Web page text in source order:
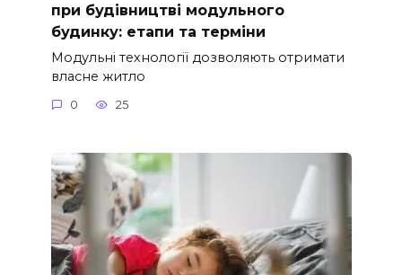
при будівництві модульного
будинку: етапи та терміни
Модульні технології дозволяють отримати
власне житло
0 25